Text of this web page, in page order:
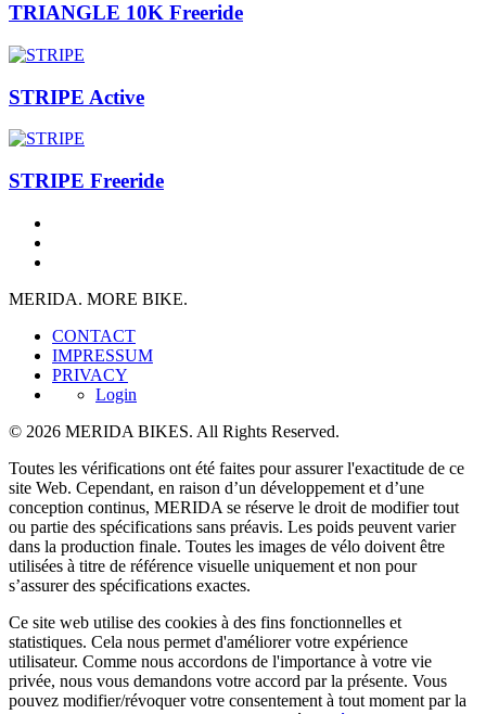
TRIANGLE 10K Freeride
STRIPE Active
STRIPE Freeride
MERIDA. MORE BIKE.
CONTACT
IMPRESSUM
PRIVACY
Login
© 2026 MERIDA BIKES. All Rights Reserved.
Toutes les vérifications ont été faites pour assurer l'exactitude de ce
site Web. Cependant, en raison d’un développement et d’une
conception continus, MERIDA se réserve le droit de modifier tout
ou partie des spécifications sans préavis. Les poids peuvent varier
dans la production finale. Toutes les images de vélo doivent être
utilisées à titre de référence visuelle uniquement et non pour
s’assurer des spécifications exactes.
Ce site web utilise des cookies à des fins fonctionnelles et
statistiques. Cela nous permet d'améliorer votre expérience
utilisateur. Comme nous accordons de l'importance à votre vie
privée, nous vous demandons votre accord par la présente. Vous
pouvez modifier/révoquer votre consentement à tout moment par la